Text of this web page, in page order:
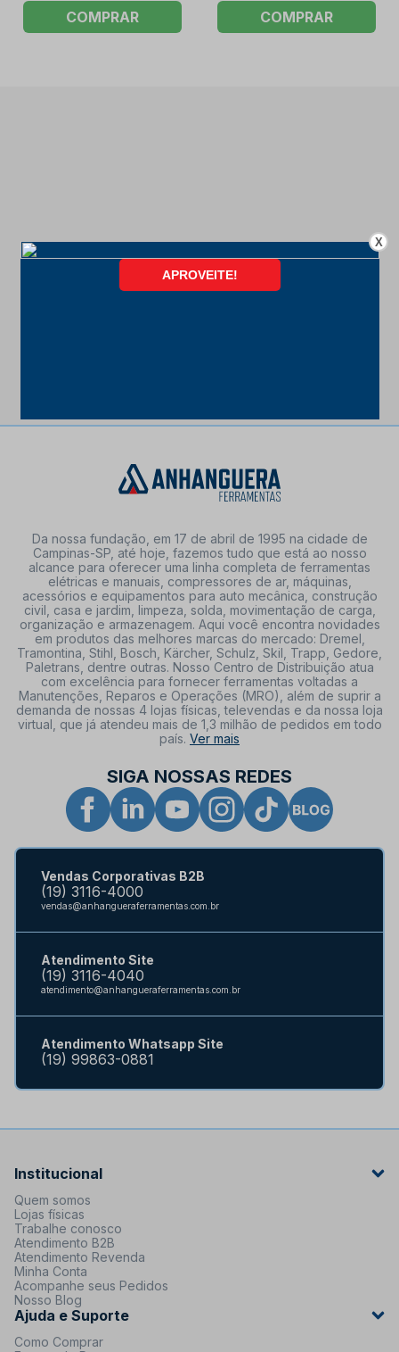
COMPRAR COMPRAR
FORMAS DE PAGAMENTO
Da nossa fundação, em 17 de abril de 1995 na cidade de
Campinas-SP, até hoje, fazemos tudo que está ao nosso
alcance para oferecer uma linha completa de ferramentas
elétricas e manuais, compressores de ar, máquinas,
acessórios e equipamentos para auto mecânica, construção
civil, casa e jardim, limpeza, solda, movimentação de carga,
organização e armazenagem. Aqui você encontra novidades
em produtos das melhores marcas do mercado: Dremel,
Tramontina, Stihl, Bosch, Kärcher, Schulz, Skil, Trapp, Gedore,
Paletrans, dentre outras. Nosso Centro de Distribuição atua
com excelência para fornecer ferramentas voltadas a
Manutenções, Reparos e Operações (MRO), além de suprir a
demanda de nossas 4 lojas físicas, televendas e da nossa loja
virtual, que já atendeu mais de 1,3 milhão de pedidos em todo
país. Ver mais
SIGA NOSSAS REDES
Vendas Corporativas B2B
(19) 3116-4000
vendas@anhangueraferramentas.com.br
Atendimento Site
(19) 3116-4040
atendimento@anhangueraferramentas.com.br
Atendimento Whatsapp Site
(19) 99863-0881
Institucional
Quem somos
Lojas físicas
Trabalhe conosco
Atendimento B2B
Atendimento Revenda
Minha Conta
Acompanhe seus Pedidos
Nosso Blog
Ajuda e Suporte
Como Comprar
X